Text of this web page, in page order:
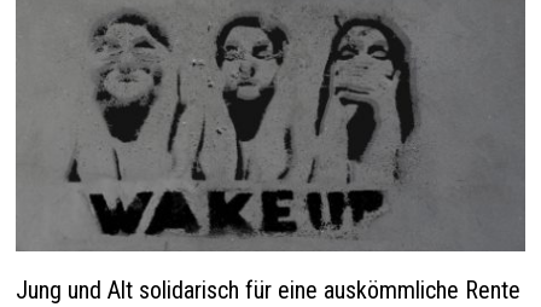
Jung und Alt solidarisch für eine auskömmliche Rente